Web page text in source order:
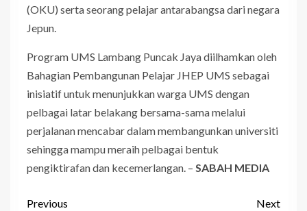
(OKU) serta seorang pelajar antarabangsa dari negara
Jepun.
Program UMS Lambang Puncak Jaya diilhamkan oleh
Bahagian Pembangunan Pelajar JHEP UMS sebagai
inisiatif untuk menunjukkan warga UMS dengan
pelbagai latar belakang bersama-sama melalui
perjalanan mencabar dalam membangunkan universiti
sehingga mampu meraih pelbagai bentuk
pengiktirafan dan kecemerlangan. – SABAH MEDIA
Previous
Next